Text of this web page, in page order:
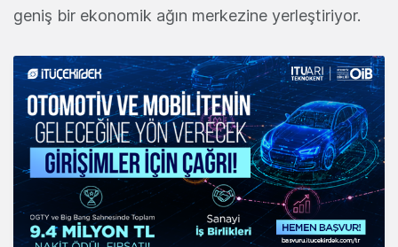
geniş bir ekonomik ağın merkezine yerleştiriyor.